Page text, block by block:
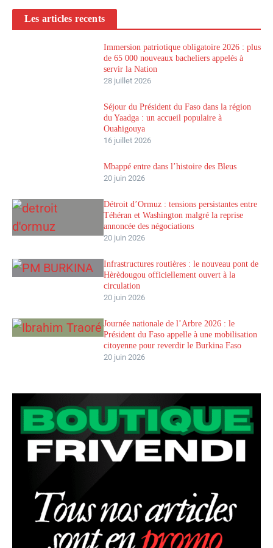
Les articles recents
Immersion patriotique obligatoire 2026 : plus
de 65 000 nouveaux bacheliers appelés à
servir la Nation
28 juillet 2026
Séjour du Président du Faso dans la région
du Yaadga : un accueil populaire à
Ouahigouya
16 juillet 2026
Mbappé entre dans l’histoire des Bleus
20 juin 2026
Détroit d’Ormuz : tensions persistantes entre
Téhéran et Washington malgré la reprise
annoncée des négociations
20 juin 2026
Infrastructures routières : le nouveau pont de
Hèrèdougou officiellement ouvert à la
circulation
20 juin 2026
Journée nationale de l’Arbre 2026 : le
Président du Faso appelle à une mobilisation
citoyenne pour reverdir le Burkina Faso
20 juin 2026